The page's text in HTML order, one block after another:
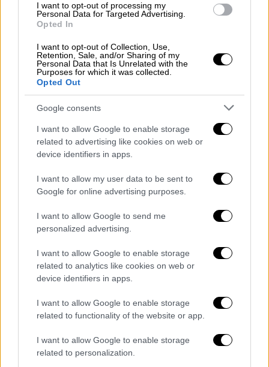
I want to opt-out of processing my
Personal Data for Targeted Advertising.
Opted In
I want to opt-out of Collection, Use,
Retention, Sale, and/or Sharing of my
Personal Data that Is Unrelated with the
Purposes for which it was collected.
Opted Out
Google consents
I want to allow Google to enable storage
related to advertising like cookies on web or
device identifiers in apps.
I want to allow my user data to be sent to
Google for online advertising purposes.
I want to allow Google to send me
personalized advertising.
I want to allow Google to enable storage
related to analytics like cookies on web or
device identifiers in apps.
I want to allow Google to enable storage
related to functionality of the website or app.
I want to allow Google to enable storage
related to personalization.
μήνα μετά τα εγκαίνια Γεωργιάδη
Η ΠΟΕΔΗΝ αναφέρει ότι από την πτώση
τραυματίστηκαν ελαφρά μία γιατρός και μία
νοσηλεύτρια
|05.08.2026 11:30
Τσίχλα - «ασπίδα» κατά του καρκίνου του
στόματος: Εξουδετερώνει τον ιό HPV
Ερευνητές ανέπτυξαν μια βιοτεχνολογική